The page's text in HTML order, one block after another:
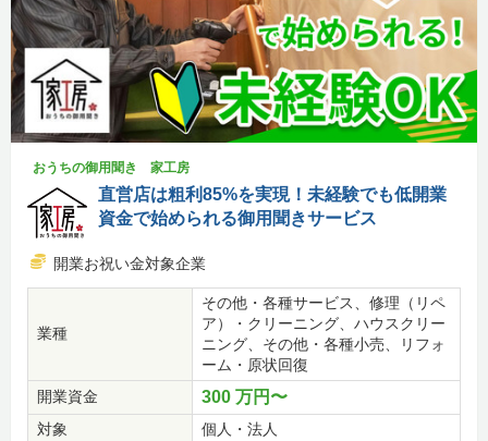
おうちの御用聞き 家工房
直営店は粗利85%を実現！未経験でも低開業
資金で始められる御用聞きサービス
開業お祝い金対象企業
業種
その他・各種サービス、修理（リペ
ア）・クリーニング、ハウスクリー
ニング、その他・各種小売、リフォ
ーム・原状回復
開業資金
300 万円〜
対象 個人・法人